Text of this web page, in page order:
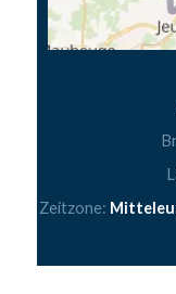
Zeitzone: